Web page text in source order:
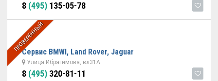
8 (495) 135-05-78
ПРОВЕРЕННЫЙ
Сервис BMWI, Land Rover, Jaguar
Улица Ибрагимова, вл31А
8 (495) 320-81-11